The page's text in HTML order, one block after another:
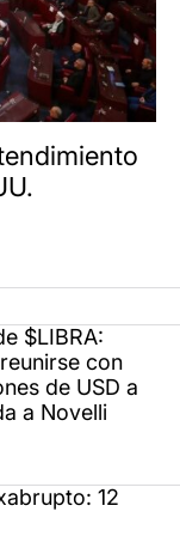
$LIBRA:
con
de USD a
a Novelli
12